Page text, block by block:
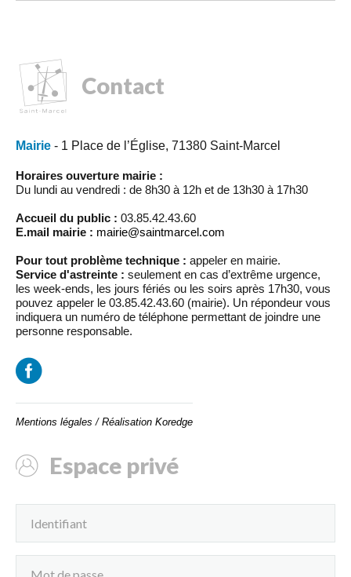
Contact
Mairie - 1 Place de l’Église, 71380 Saint-Marcel
Horaires ouverture mairie :
Du lundi au vendredi : de 8h30 à 12h et de 13h30 à 17h30
Accueil du public : 03.85.42.43.60
E.mail mairie : mairie@saintmarcel.com
Pour tout problème technique : appeler en mairie.
Service d'astreinte : seulement en cas d’extrême urgence,
les week-ends, les jours fériés ou les soirs après 17h30, vous
pouvez appeler le 03.85.42.43.60 (mairie). Un répondeur vous
indiquera un numéro de téléphone permettant de joindre une
personne responsable.
Mentions légales / Réalisation Koredge
Espace privé